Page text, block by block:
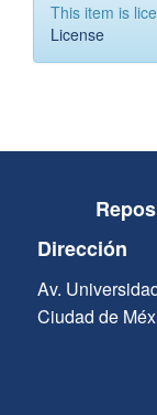
This item is
License
Dirección
Av.
Ciudad de